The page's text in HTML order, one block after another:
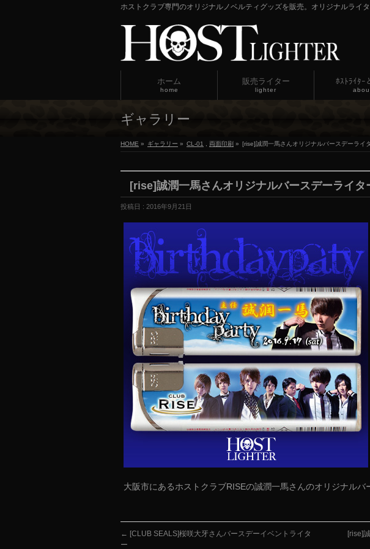
ホストクラブ専門のオリジナルノベルティグッズを販売。オリジナルライ
ホーム
home
販売ライター
lighter
ﾎｽﾄﾗｲﾀｰ
ギャラリー
HOME » ギャラリー » CL-01 両面印刷 » [rise]誠潤一馬さんオリジナルバースデーライ
[rise]誠潤一馬さんオリジナルバースデーライタ
投稿日 : 2016年9月21日
大阪市にあるホストクラブRISEの誠潤一馬さんのオリジナルバ
← [CLUB SEALS]桜咲大牙さんバースデーイベントライタ
ー
[rise]